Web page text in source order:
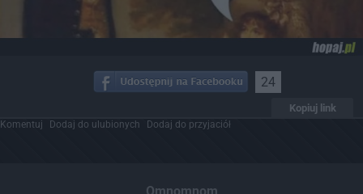
24
Kopiuj link
Komentuj Dodaj do ulubionych Dodaj do przyjaciół